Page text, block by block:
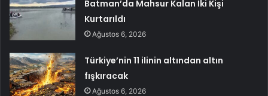
Batman’da Mahsur Kalan İki Kişi
Kurtarıldı
Ağustos 6, 2026
Türkiye’nin 11 ilinin altından altın
fışkıracak
Ağustos 6, 2026